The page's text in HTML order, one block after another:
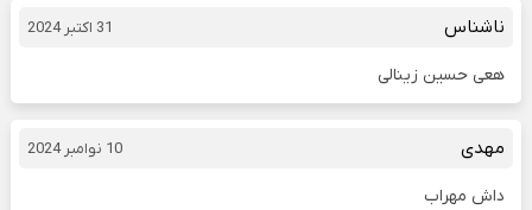
ناشناس 31 اکتبر 2024
هعی حسین زینالی
مهدی 10 نوامبر 2024
داش مهراب